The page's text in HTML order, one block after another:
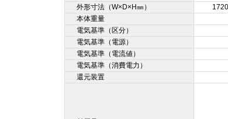
外形寸法（W×D×H㎜）
本体重量
電気基準（区分）
電気基準（電源）
電気基準（電流値）
電気基準（消費電力）
還元装置